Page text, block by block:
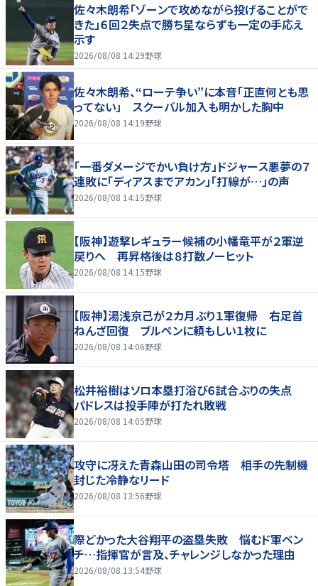
佐々木朗希「ゾーンで攻めながら投げることがで
きた」６回２失点で勝ち星ならずも一定の手応え
示す
2026/08/08 14:29野球
佐々木朗希、“ローテ争い”に本音「正直何とも思
ってない」 スクーバル加入も明かした胸中
2026/08/08 14:19野球
「一番ダメージでかい負け方」ドジャース悪夢の７
連敗に「ディアスまでアカン」「打線が…」の声
2026/08/08 14:15野球
【阪神】遊撃レギュラー候補の小幡竜平が２軍逆
戻りへ 再昇格後は８打数ノーヒット
2026/08/08 14:15野球
【阪神】湯浅京己が２カ月ぶり１軍復帰 右足首
ねんざ回復 ブルペンに頼もしい１枚に
2026/08/08 14:06野球
松井裕樹はソロ本塁打浴び６試合ぶりの失点
パドレスは投手陣が打たれ敗戦
2026/08/08 14:05野球
攻守に冴えた青森山田の司令塔 相手の先制機
封じた冷静なリード
2026/08/08 13:56野球
際どかった大谷翔平の盗塁失敗 悩むド軍ベン
チ…指揮官が言及、チャレンジしなかった理由
2026/08/08 13:54野球